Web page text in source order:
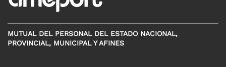
MUTUAL DEL PERSONAL DEL ESTADO NACIONAL,
PROVINCIAL, MUNICIPAL Y AFINES